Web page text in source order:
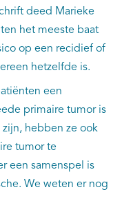
deed Marieke
het meeste baat
op een recidief of
hetzelfde is.
een
primaire tumor is
hebben ze ook
tumor te
een samenspel is
We weten er nog